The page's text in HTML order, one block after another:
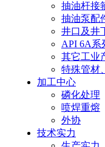
抽油杆接
抽油泵配
井口及井
API 6A系
其它工业
特殊管材
加工中心
磷化处理
喷焊重熔
外协
技术实力